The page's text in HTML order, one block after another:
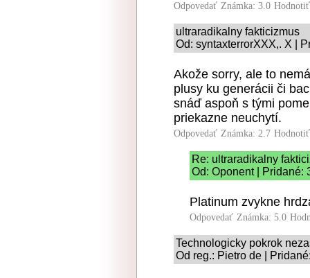
Odpovedať Známka: 3.0
ultraradikalny fakticizmus
Od: syntaxterrorXXX,. X |
Akože sorry, ale to
plusy ku generácii či
snáď aspoň s tými
priekazne neuchytí.
Odpovedať Známka: 2.7
Re: ultraradikalny
Od: Oponent | Pridané:
Platinum zvykne
Odpovedať Známka: 5.0
Technologicky pokrok
Od reg.: Pietro de |